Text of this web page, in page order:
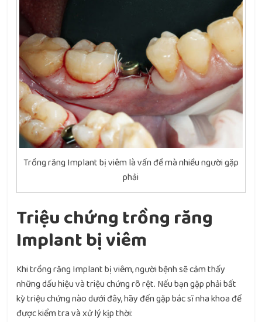
Trồng răng Implant bị viêm là vấn đề mà nhiều người gặp
phải
Triệu chứng trồng răng
Implant bị viêm
Khi trồng răng Implant bị viêm, người bệnh sẽ cảm thấy
những dấu hiệu và triệu chứng rõ rệt. Nếu bạn gặp phải bất
kỳ triệu chứng nào dưới đây, hãy đến gặp bác sĩ nha khoa để
được kiểm tra và xử lý kịp thời: